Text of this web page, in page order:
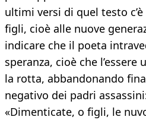
ultimi versi di quel testo
figli, cioè alle nuove
indicare che il poeta
speranza, cioè che
la rotta, abbandonando
negativo dei padri
«Dimenticate, o figli, le